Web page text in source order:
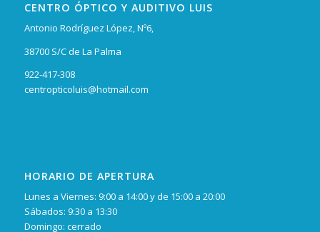
CENTRO ÓPTICO Y AUDITIVO LUIS
Antonio Rodríguez López, Nº6,
38700 S/C de La Palma
922-417-308
centropticoluis@hotmail.com
HORARIO DE APERTURA
Lunes a Viernes: 9:00 a 14:00 y de 15:00 a 20:00
Sábados: 9:30 a 13:30
Domingo: cerrado